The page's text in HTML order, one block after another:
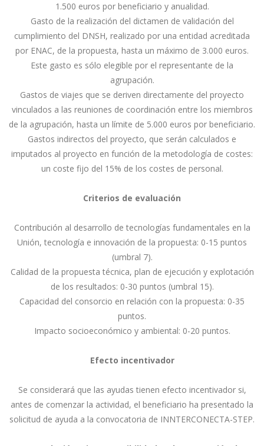
1.500 euros por beneficiario y anualidad.
Gasto de la realización del dictamen de validación del
cumplimiento del DNSH, realizado por una entidad acreditada
por ENAC, de la propuesta, hasta un máximo de 3.000 euros.
Este gasto es sólo elegible por el representante de la
agrupación.
Gastos de viajes que se deriven directamente del proyecto
vinculados a las reuniones de coordinación entre los miembros
de la agrupación, hasta un límite de 5.000 euros por beneficiario.
Gastos indirectos del proyecto, que serán calculados e
imputados al proyecto en función de la metodología de costes:
un coste fijo del 15% de los costes de personal.
Criterios de evaluación
Contribución al desarrollo de tecnologías fundamentales en la
Unión, tecnología e innovación de la propuesta: 0-15 puntos
(umbral 7).
Calidad de la propuesta técnica, plan de ejecución y explotación
de los resultados: 0-30 puntos (umbral 15).
Capacidad del consorcio en relación con la propuesta: 0-35
puntos.
Impacto socioeconómico y ambiental: 0-20 puntos.
Efecto incentivador
Se considerará que las ayudas tienen efecto incentivador si,
antes de comenzar la actividad, el beneficiario ha presentado la
solicitud de ayuda a la convocatoria de INNTERCONECTA-STEP.